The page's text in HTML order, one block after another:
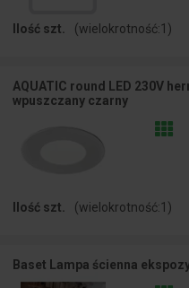
Ilość szt. (wielokrotność:1 )
AQUATIC round LED 230V
wpuszczany czarny
Ilość szt. (wielokrotność:1 )
Baset Lampa ścienna